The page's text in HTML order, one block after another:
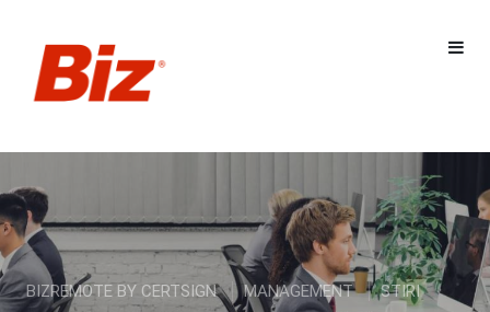
BIZREMOTE BY CERTSIGN MANAGEMENT STIRI